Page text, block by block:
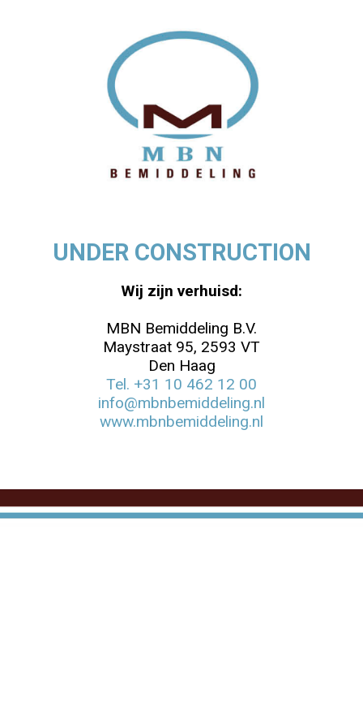
UNDER CONSTRUCTION
Wij zijn verhuisd:
MBN Bemiddeling B.V.
Maystraat 95, 2593 VT
Den Haag
Tel. +31 10 462 12 00
info@mbnbemiddeling.nl
www.mbnbemiddeling.nl